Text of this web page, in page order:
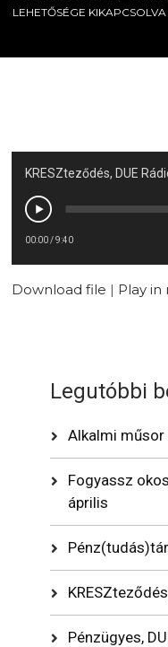
LEHETŐSÉGE KIKAPCSOLVA
KRESZteződés, DUE
00:00/9:40
Download file | Play in
Legutóbbi
Alkalmi műsor
Fogyassz
április
Pénzügyes,